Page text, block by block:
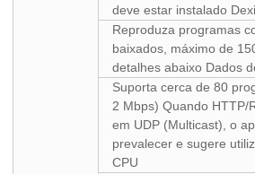
deve estar instalado
Reproduza programas
baixados, máximo de
detalhes abaixo Dados
Suporta cerca de 80
2 Mbps) Quando HTTP/
em UDP (Multicast), o
prevalecer e sugere
CPU